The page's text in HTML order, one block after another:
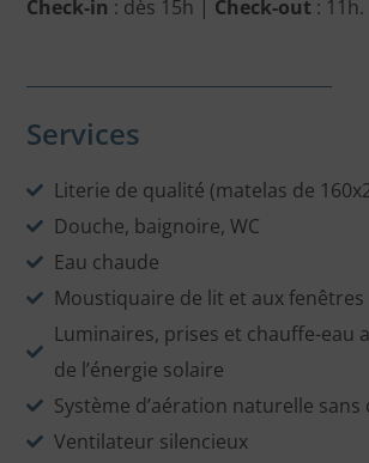
Check-in : dès 15h | Check-out : 11h.
Services
Literie de qualité (matelas de
Douche, baignoire, WC
Eau chaude
Moustiquaire de lit et aux fenêtres
Luminaires, prises et chauffe-eau
de l’énergie solaire
Système d’aération naturelle
Ventilateur silencieux